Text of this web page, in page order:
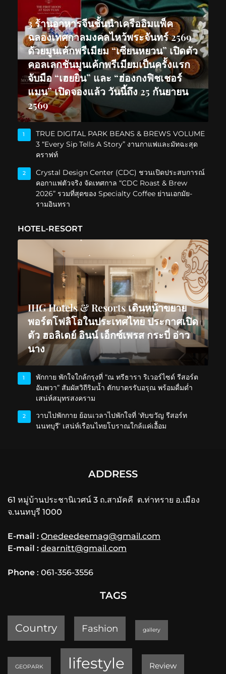
3 ร้านอาหารจีนชั้นนำเครืออิมแพ็ค
ฉลองเทศกาลมงคลไหว้พระจันทร์ 2569
ด้วยมูนเค้กพรีเมียม “เซียนหยวน” เปิดตัว
คอลเลกชันมูนเค้กพรีเมียมเป็นครั้งแรก
จับมือ “เฮยยิน” และ “ฮ่องกงฟิชเชอร์
แมน” เปิดจองแล้ว วันนี้ถึง 25 กันยายน
2569
1
TRUE DIGITAL PARK BEANS & BREWS VOLUME
3 “Every Sip Tells A Story” งานกาแฟและมัทฉะสุด
คราฟท์
2
Crystal Design Center (CDC) ชวนเปิดประสบการณ์
คอกาแฟตัวจริง จัดเทศกาล “CDC Roast & Brew
2026” รวมที่สุดของ Specialty Coffee ย่านเอกมัย-
รามอินทรา
HOTEL-RESORT
IHG Hotels & Resorts เดินหน้าขยาย
พอร์ตโฟลิโอในประเทศไทย ประกาศเปิด
ตัว ฮอลิเดย์ อินน์ เอ็กซ์เพรส กระบี่ อ่าว
นาง
1
พักกาย พักใจใกล้กรุงที่ “ณ ทรีธารา ริเวอร์ไซด์ รีสอร์ต
อัมพวา” สัมผัสวิถีริมน้ำ ตักบาตรรับอรุณ พร้อมดื่มด่ำ
เสน่ห์สมุทรสงคราม
2
วาบไปพักกาย ย้อนเวลาไปพักใจที่ ‘ทับขวัญ รีสอร์ท
นนทบุรี’ เสน่ห์เรือนไทยโบราณใกล้แค่เอื้อม
ADDRESS
61 หมู่บ้านประชานิเวศน์ 3 ถ.สามัคคี ต.ท่าทราย อ.เมือง
จ.นนทบุรี 1000
E-mail : Onedeedeemag@gmail.com
E-mail : dearnitt@gmail.com
Phone : 061-356-3556
TAGS
Country Fashion gallery
GEOPARK lifestyle Review